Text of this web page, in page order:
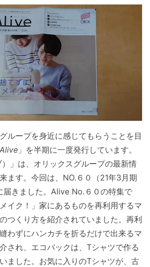
グループを身近に感じてもらうことを目
Alive 」を半期に一度発行しています。
）」は、オリックスグループの最新情
ます。今回は、NO.６０（21年3月期
届きました。Alive No.６０の特集で
イク！」家にあるものを再利用するマ
つくり方を紹介されていました。再利
わずにハンカチを折るだけで出来るマ
され、エコバックは、Tシャツで作る
ました。お気に入りのTシャツが、古